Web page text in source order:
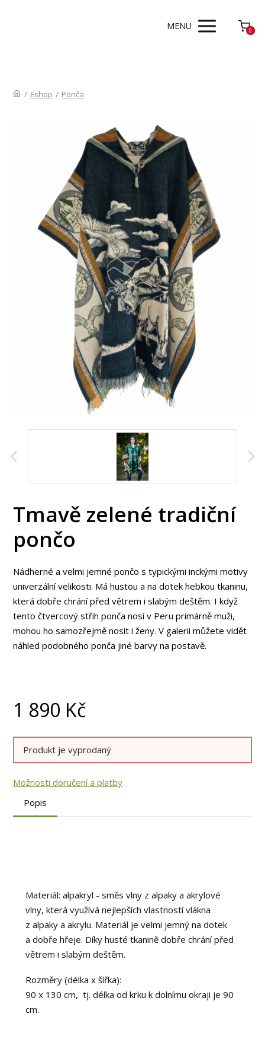
MENU 0
/ Eshop / Ponča
Tmavě zelené tradiční
pončo
Nádherné a velmi jemné pončo s typickými inckými motivy
univerzální velikosti. Má hustou a na dotek hebkou tkaninu,
která dobře chrání před větrem i slabým deštěm. I když
tento čtvercový střih ponča nosí v Peru primárně muži,
mohou ho samozřejmě nosit i ženy. V galerii můžete vidět
náhled podobného ponča jiné barvy na postavě.
1 890 Kč
Produkt je vyprodaný
Možnosti doručení a platby
Popis
Materiál: alpakryl - směs vlny z alpaky a akrylové
vlny, která využívá nejlepších vlastností vlákna
z alpaky a akrylu. Materiál je velmi jemný na dotek
a dobře hřeje. Díky husté tkanině dobře chrání před
větrem i slabým deštěm.
Rozměry (délka x šířka):
90 x 130 cm, tj. délka od krku k dolnímu okraji je 90
cm.